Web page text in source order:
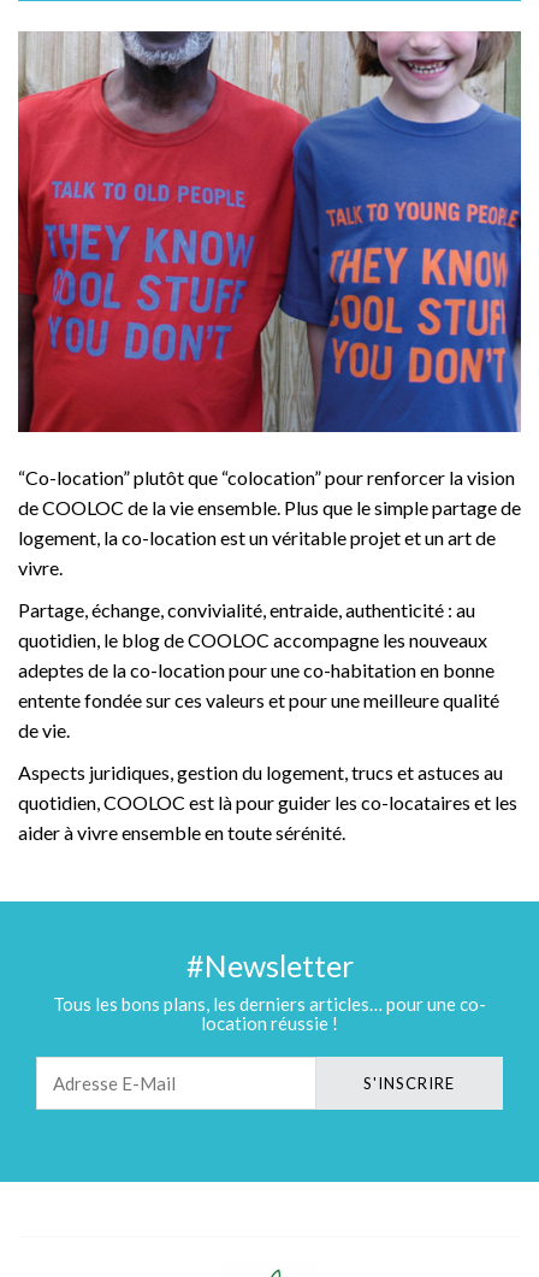
“Co-location” plutôt que “colocation” pour renforcer la vision
de COOLOC de la vie ensemble. Plus que le simple partage de
logement, la co-location est un véritable projet et un art de
vivre.
Partage, échange, convivialité, entraide, authenticité : au
quotidien, le blog de COOLOC accompagne les nouveaux
adeptes de la co-location pour une co-habitation en bonne
entente fondée sur ces valeurs et pour une meilleure qualité
de vie.
Aspects juridiques, gestion du logement, trucs et astuces au
quotidien, COOLOC est là pour guider les co-locataires et les
aider à vivre ensemble en toute sérénité.
#Newsletter
Tous les bons plans, les derniers articles… pour une co-
location réussie !